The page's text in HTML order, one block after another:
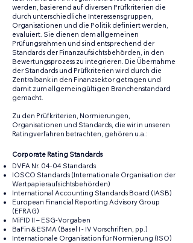
werden, basierend auf diversen Prüfkriterien die
durch unterschiedliche Interessensgruppen,
Organisationen und die Politik definiert werden,
evaluiert. Sie dienen dem allgemeinen
Prüfungsrahmen und sind entsprechend der
Standards der Finanzaufsichtsbehörden, in den
Bewertungsprozess zu integrieren. Die Übernahme
der Standards und Prüfkriterien wird durch die
Zentralbank in den Finanzsektor getragen und
damit zum allgemeingültigen Branchenstandard
gemacht.
Zu den Prüfkriterien, Normierungen,
Organisationen und Standards, die wir in unseren
Ratingverfahren betrachten, gehören u.a.:
Corporate Rating Standards
DVFA Nr. 04-04 Standards
IOSCO Standards (Internationale Organisation der
Wertpapieraufsichtsbehörden)
International Accounting Standards Board (IASB)
European Financial Reporting Advisory Group
(EFRAG)
MiFID II – ESG-Vorgaben
BaFin & ESMA (Basel I - IV Vorschriften, pp.)
Internationale Organisation für Normierung (ISO)